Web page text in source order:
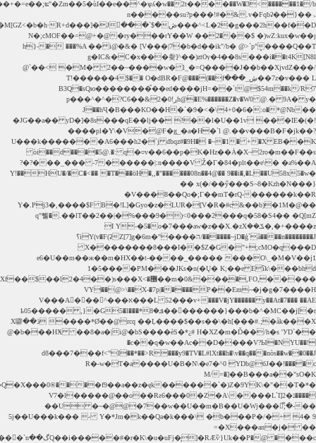
��W�3<������1�/b����2t��b7�U������z5W��AfՆ����ec<��=S��j�R� .��D5��+�=e��;ʨ"�Zm��5�ùI��e��^�ѱʎ�w//
7Л����Ta��5��0��k&��@�M��M[GZ<�b�h������O*hk!